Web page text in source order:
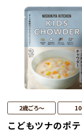
2歳ごろ～
こどもツナのポ